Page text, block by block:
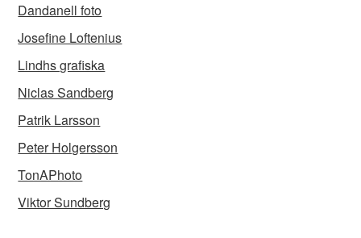
Dandanell foto
Josefine Loftenius
Lindhs grafiska
Niclas Sandberg
Patrik Larsson
Peter Holgersson
TonAPhoto
Viktor Sundberg